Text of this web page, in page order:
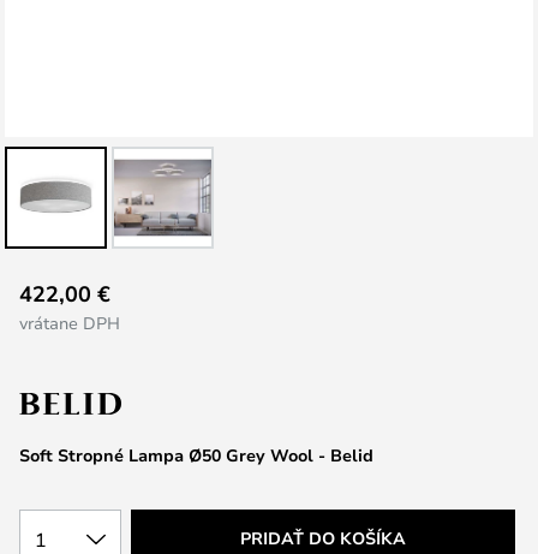
na
začiatok
obrázkov
Soft Stropné Lampa Ø50 Grey Wool - Belid
422,00 €
vrátane DPH
1 PRIDAŤ DO KOŠÍKA